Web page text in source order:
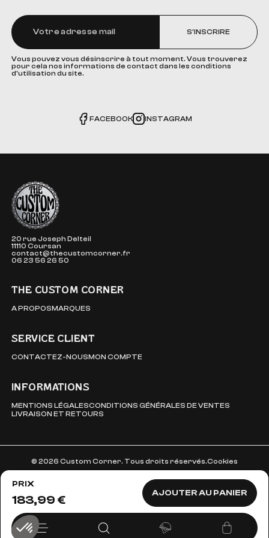
PRIX
183,99 € AJOUTER AU PANIER
S'INSCRIRE
Vous pouvez vous désinscrire à tout moment. Vous trouverez
pour cela nos informations de contact dans les conditions
d'utilisation du site.
FACEBOOK INSTAGRAM
The Custom Corner
20 rue Joseph Delteil
11110 Coursan
contact@thecustomcorner.fr
06 23 56 26 50
THE CUSTOM CORNER
A PROPOSMARQUES
SERVICE CLIENT
CONTACTEZ-NOUSMON COMPTE
INFORMATIONS
MENTIONS LÉGALESCONDITIONS GÉNÉRALES DE VENTES
LIVRAISON ET RETOURS
© 2026 Custom Corner. Tous droits réservés.Cookies